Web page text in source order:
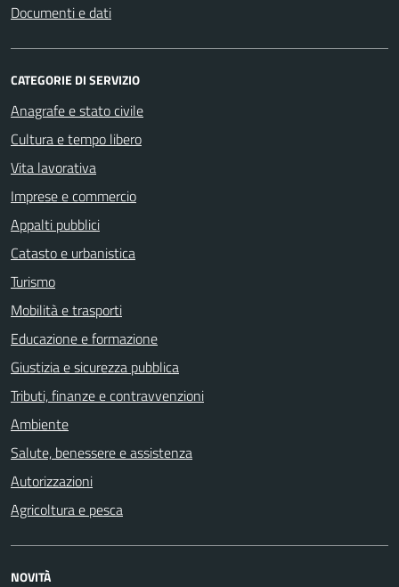
Documenti e dati
CATEGORIE DI SERVIZIO
Anagrafe e stato civile
Cultura e tempo libero
Vita lavorativa
Imprese e commercio
Appalti pubblici
Catasto e urbanistica
Turismo
Mobilità e trasporti
Educazione e formazione
Giustizia e sicurezza pubblica
Tributi, finanze e contravvenzioni
Ambiente
Salute, benessere e assistenza
Autorizzazioni
Agricoltura e pesca
NOVITÀ